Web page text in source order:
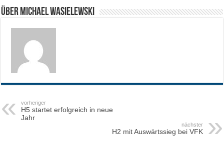
Über Michael Wasielewski
vorheriger
H5 startet erfolgreich in neue
Jahr
nächster
H2 mit Auswärtssieg bei VFK